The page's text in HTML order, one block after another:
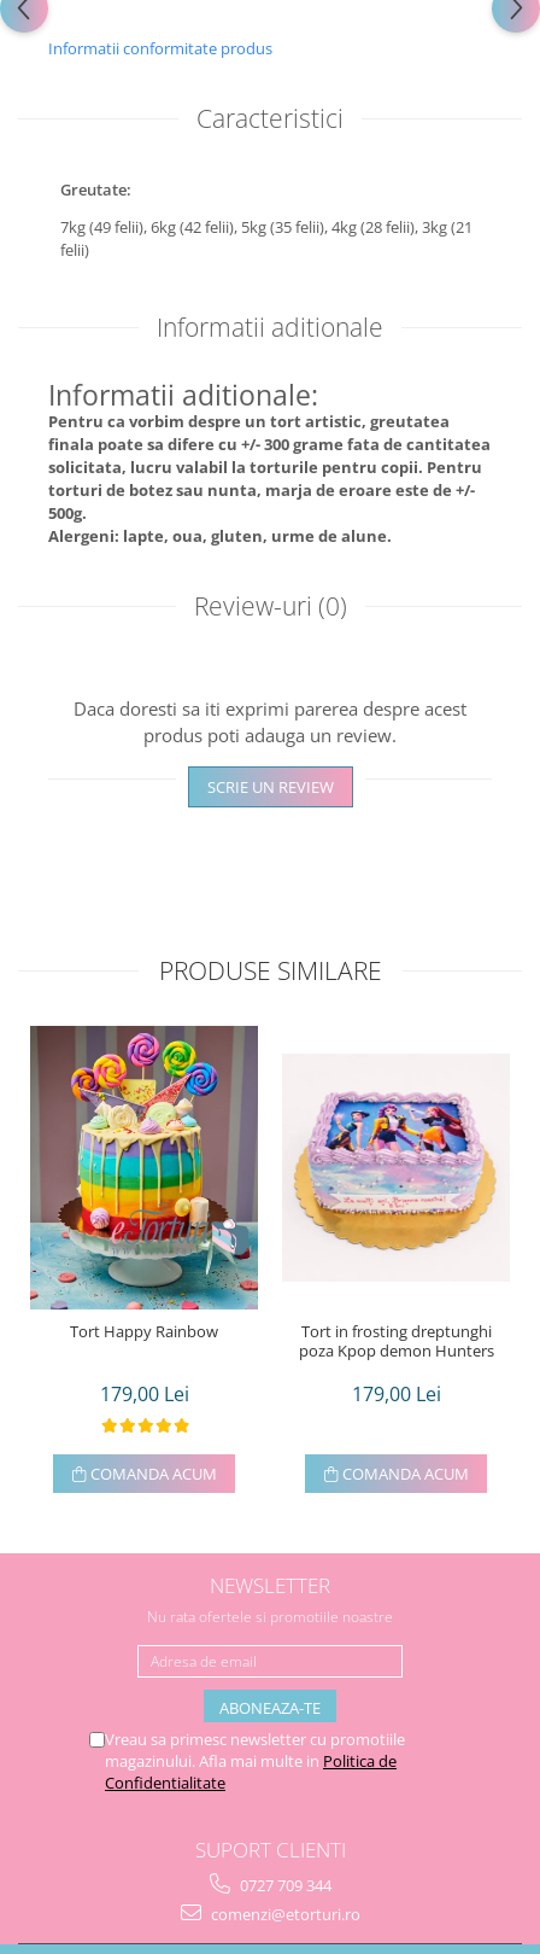
Informatii conformitate produs
Caracteristici
Greutate:
7kg (49 felii),6kg (42 felii), 5kg (35 felii),4kg (28 felii),3kg (21
felii)
Informatii aditionale
Informatii aditionale:
Pentru ca vorbim despre un tort artistic, greutatea
finala poate sa difere cu +/- 300 grame fata de cantitatea
solicitata, lucru valabil la torturile pentru copii. Pentru
torturi de botez sau nunta, marja de eroare este de +/-
500g.
Alergeni: lapte, oua, gluten, urme de alune.
Review-uri (0)
Daca doresti sa iti exprimi parerea despre acest
produs poti adauga un review.
SCRIE UN REVIEW
PRODUSE SIMILARE
Tort Happy Rainbow
179,00 Lei
COMANDA ACUM
Tort in frosting dreptunghi
poza Kpop demon Hunters
179,00 Lei
COMANDA ACUM
NEWSLETTER
Nu rata ofertele si promotiile noastre
Vreau sa primesc newsletter cu promotiile
magazinului. Afla mai multe in Politica de
Confidentialitate
SUPORT CLIENTI
0727 709 344
comenzi@etorturi.ro